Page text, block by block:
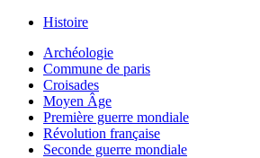
Histoire
Archéologie
Commune de paris
Croisades
Moyen Âge
Première guerre mondiale
Révolution française
Seconde guerre mondiale